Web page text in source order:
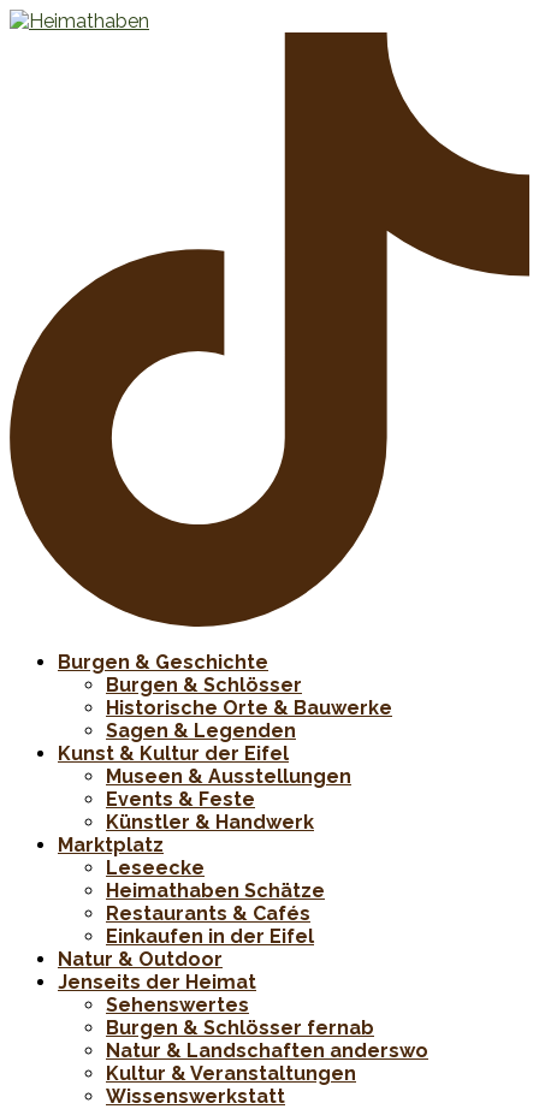
Burgen & Geschichte
Burgen & Schlösser
Historische Orte & Bauwerke
Sagen & Legenden
Kunst & Kultur der Eifel
Museen & Ausstellungen
Events & Feste
Künstler & Handwerk
Marktplatz
Leseecke
Heimathaben Schätze
Restaurants & Cafés
Einkaufen in der Eifel
Natur & Outdoor
Jenseits der Heimat
Sehenswertes
Burgen & Schlösser fernab
Natur & Landschaften anderswo
Kultur & Veranstaltungen
Wissenswerkstatt